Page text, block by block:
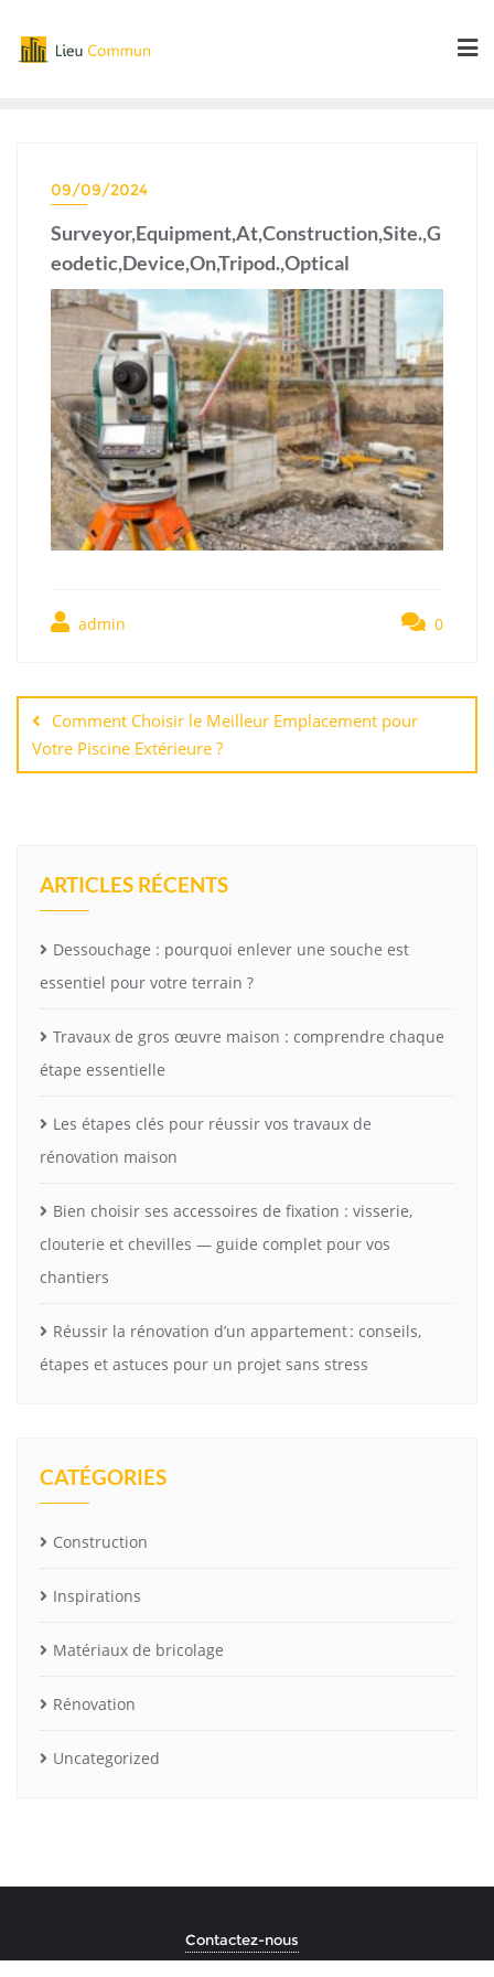
content
09/09/2024
Surveyor,Equipment,At,Construction,Site.,G
eodetic,Device,On,Tripod.,Optical
admin 0
de
l’article
Comment Choisir le Meilleur Emplacement pour
Votre Piscine Extérieure ?
ARTICLES RÉCENTS
Dessouchage : pourquoi enlever une souche est
essentiel pour votre terrain ?
Travaux de gros œuvre maison : comprendre chaque
étape essentielle
Les étapes clés pour réussir vos travaux de
rénovation maison
Bien choisir ses accessoires de fixation : visserie,
clouterie et chevilles — guide complet pour vos
chantiers
Réussir la rénovation d’un appartement : conseils,
étapes et astuces pour un projet sans stress
CATÉGORIES
Construction
Inspirations
Matériaux de bricolage
Rénovation
Uncategorized
Contactez-nous